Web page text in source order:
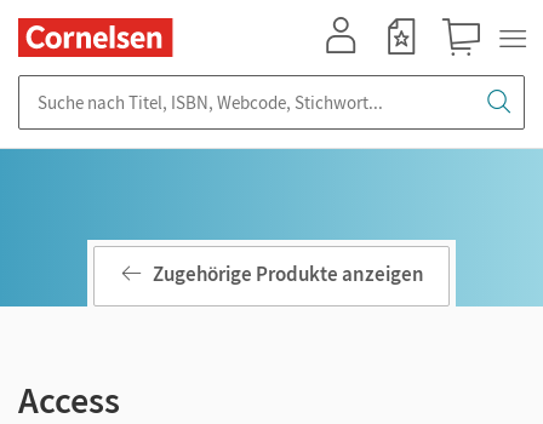
Zugehörige Produkte anzeigen
Access